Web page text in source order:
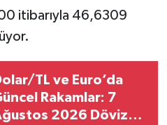
itibarıyla 46,6309
TL ve Euro’da
Rakamlar: 7
2026 Döviz